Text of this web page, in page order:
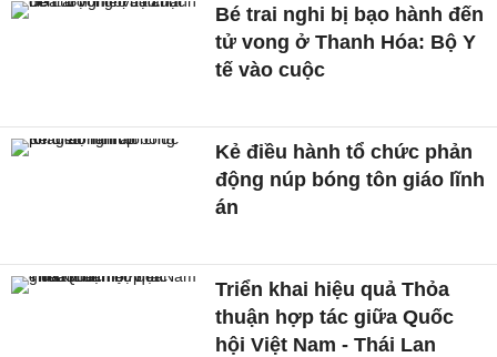
Bé trai nghi bị bạo hành đến
tử vong ở Thanh Hóa: Bộ Y
tế vào cuộc
Kẻ điều hành tổ chức phản
động núp bóng tôn giáo lĩnh
án
Triển khai hiệu quả Thỏa
thuận hợp tác giữa Quốc
hội Việt Nam - Thái Lan